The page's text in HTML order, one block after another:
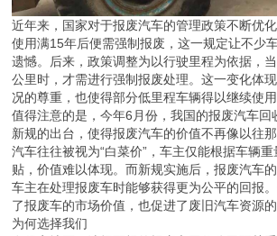
近年来，国家对于报废汽车的管理政策不断优
使用满15年后便需强制报废，这一规定让不少
遗憾。后来，政策调整为以行驶里程为依据，
公里时，才需进行强制报废处理。这一变化体
况的尊重，也使得部分低里程车辆得以继续使用
值得注意的是，今年6月份，我国的报废汽车回
新规的出台，使得报废汽车的价值不再像以往
汽车往往被视为“白菜价”，车主仅能根据车辆
贴，价值难以体现。而新规实施后，报废汽车
车主在处理报废车时能够获得更为公平的回报
了报废车的市场价值，也促进了废旧汽车资源的
为何选择我们